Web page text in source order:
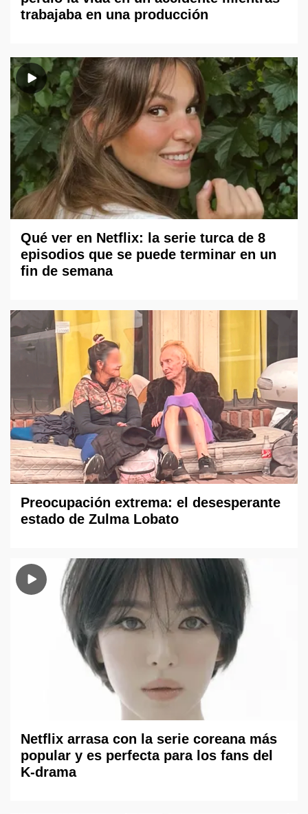
trabajaba en una producción
Qué ver en Netflix: la serie turca de 8
episodios que se puede terminar en un
fin de semana
Preocupación extrema: el desesperante
estado de Zulma Lobato
Netflix arrasa con la serie coreana más
popular y es perfecta para los fans del
K-drama